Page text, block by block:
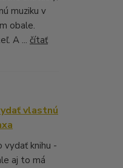
muziku v
obale.
A ... čítať
vlastnú
vydať knihu -
aj to má